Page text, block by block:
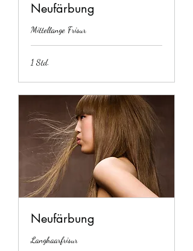
Neufärbung
Mittellange Frisur
1 Std.
Neufärbung
Langhaarfrisur